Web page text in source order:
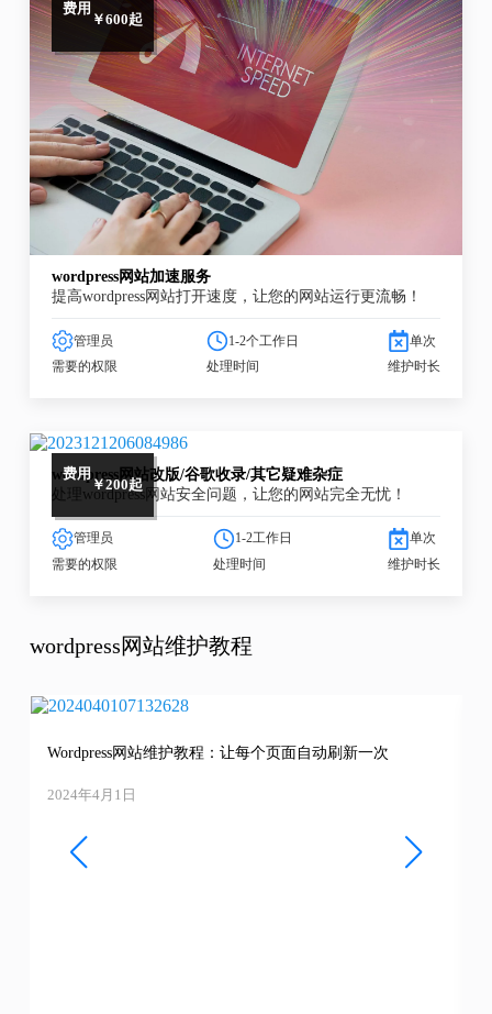
费用
￥600起
wordpress网站加速服务
提高wordpress网站打开速度，让您的网站运行更流畅！
管理员
需要的权限
1-2个工作日
处理时间
单次
维护时长
费用
￥200起
wordpress网站改版/谷歌收录/其它疑难杂症
处理wordpress网站安全问题，让您的网站完全无忧！
管理员
需要的权限
1-2工作日
处理时间
单次
维护时长
wordpress网站维护教程
Wordpress网站维护教程：让每个页面自动刷新一次
2024年4月1日